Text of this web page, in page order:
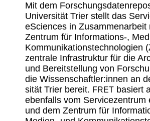
Mit dem
Univer­sität Trier stellt das
eSci­ences in Zusam­men­ar­beit
Zentrum für Informations‑,
Kommu­ni­ka­ti­ons­tech­no­lo­gien (
zentrale Infra­struktur für die
und Bereit­stel­lung von
die Wissenschaftler:innen an
sität Trier bereit. FRET basiert
eben­falls vom Service­zen­trum
und dem Zentrum für